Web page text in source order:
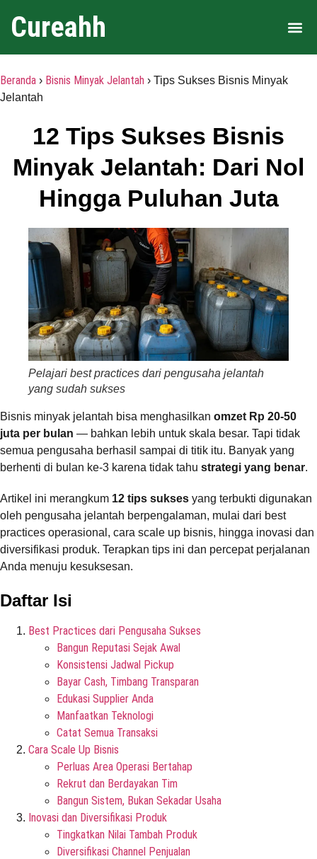
Cureahh
Beranda › Bisnis Minyak Jelantah › Tips Sukses Bisnis Minyak
Jelantah
12 Tips Sukses Bisnis
Minyak Jelantah: Dari Nol
Hingga Puluhan Juta
Pelajari best practices dari pengusaha jelantah
yang sudah sukses
Bisnis minyak jelantah bisa menghasilkan omzet Rp 20-50
juta per bulan — bahkan lebih untuk skala besar. Tapi tidak
semua pengusaha berhasil sampai di titik itu. Banyak yang
berhenti di bulan ke-3 karena tidak tahu strategi yang benar.
Artikel ini merangkum 12 tips sukses yang terbukti digunakan
oleh pengusaha jelantah berpengalaman, mulai dari best
practices operasional, cara scale up bisnis, hingga inovasi dan
diversifikasi produk. Terapkan tips ini dan percepat perjalanan
Anda menuju kesuksesan.
Daftar Isi
Best Practices dari Pengusaha Sukses
Bangun Reputasi Sejak Awal
Konsistensi Jadwal Pickup
Bayar Cash, Timbang Transparan
Edukasi Supplier Anda
Manfaatkan Teknologi
Catat Semua Transaksi
Cara Scale Up Bisnis
Perluas Area Operasi Bertahap
Rekrut dan Berdayakan Tim
Bangun Sistem, Bukan Sekadar Usaha
Inovasi dan Diversifikasi Produk
Tingkatkan Nilai Tambah Produk
Diversifikasi Channel Penjualan